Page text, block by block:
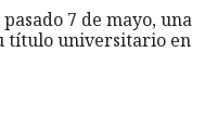
7 de mayo, una
título universitario en